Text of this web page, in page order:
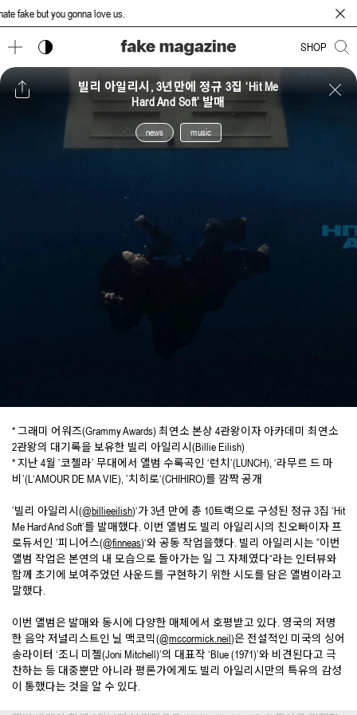
but you gonna love us.
다크 모드 토글 SHOP
빌리 아일리시, 3년만에 정규 3집 ‘Hit Me
Hard And Soft’ 발매
news music
* 그래미 어워즈(Grammy Awards) 최연소 본상 4관왕이자 아카데미 최연소
2관왕의 대기록을 보유한 빌리 아일리시(Billie Eilish)
* 지난 4월 ’코첼라’ 무대에서 앨범 수록곡인 ‘런치’(LUNCH), ‘라무르 드 마
비’(L‘AMOUR DE MA VIE), ’치히로‘(CHIHIRO)를 깜짝 공개
’빌리 아일리시(@billieeilish)‘가 3년 만에 총 10트랙으로 구성된 정규 3집 ‘Hit
Me Hard And Soft’를 발매했다. 이번 앨범도 빌리 아일리시의 친오빠이자 프
로듀서인 ’피니어스(@finneas)‘와 공동 작업을했다. 빌리 아일리시는 ”이번
앨범 작업은 본연의 내 모습으로 돌아가는 일 그 자체였다“라는 인터뷰와
함께 초기에 보여주었던 사운드를 구현하기 위한 시도를 담은 앨범이라고
말했다.
이번 앨범은 발매와 동시에 다양한 매체에서 호평받고 있다. 영국의 저명
한 음악 저널리스트인 닐 맥코믹(@mccormick.neil)은 전설적인 미국의 싱어
송라이터 ‘조니 미첼(Joni Mitchell)’의 대표작 ‘Blue (1971)’와 비견된다고 극
찬하는 등 대중뿐만 아니라 평론가에게도 빌리 아일리시만의 특유의 감성
이 통했다는 것을 알 수 있다.